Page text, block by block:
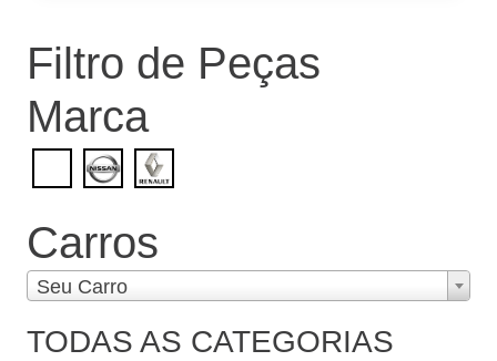
Filtro de Peças
Marca
Carros
Seu Carro
TODAS AS CATEGORIAS